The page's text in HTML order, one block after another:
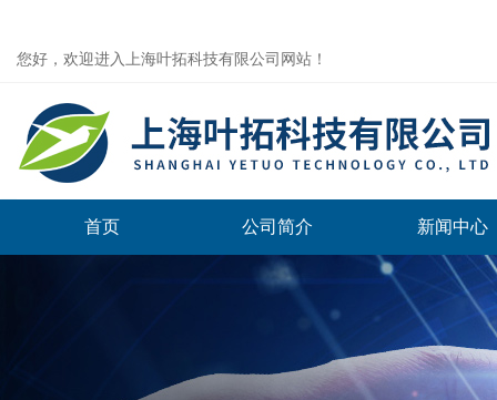
您好，欢迎进入上海叶拓科技有限公司网站！
首页 公司简介 新闻中心